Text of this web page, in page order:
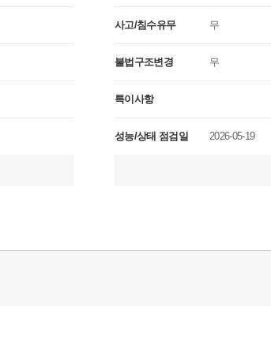
사고/침수유무 무
불법구조변경 무
특이사항
성능/상태 점검일 2026-05-19